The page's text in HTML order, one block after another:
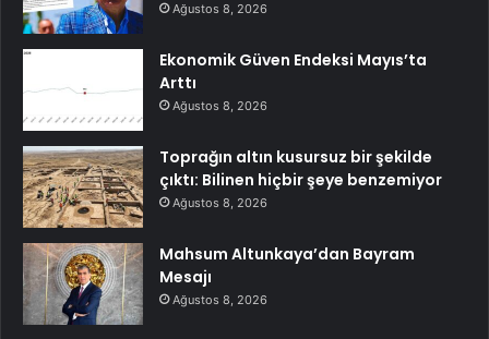
Ağustos 8, 2026
Ekonomik Güven Endeksi Mayıs’ta
Arttı
Ağustos 8, 2026
Toprağın altın kusursuz bir şekilde
çıktı: Bilinen hiçbir şeye benzemiyor
Ağustos 8, 2026
Mahsum Altunkaya’dan Bayram
Mesajı
Ağustos 8, 2026